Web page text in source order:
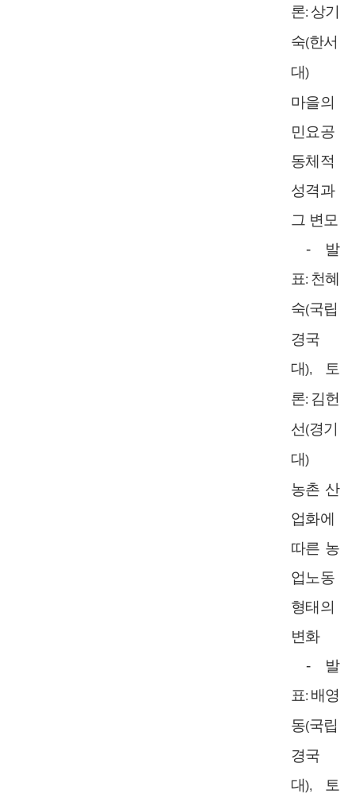
론: 상기
숙(한서
대)
마을의
민요공
동체적
성격과
그 변모
- 발
표: 천혜
숙(국립
경국
대),
토
론: 김헌
선(경기
대)
농촌 산
업화에
따른 농
업노동
형태의
변화
- 발
표: 배영
동(국립
경국
대),
토